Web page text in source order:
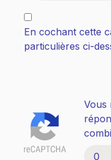
En cochant cette
particulières ci-
Vous